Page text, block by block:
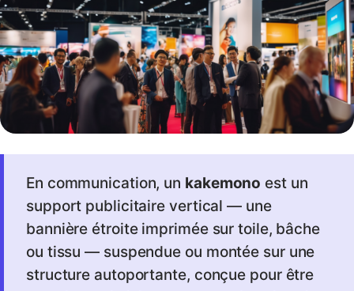
En communication, un kakemono est un
support publicitaire vertical — une
bannière étroite imprimée sur toile, bâche
ou tissu — suspendue ou montée sur une
structure autoportante, conçue pour être